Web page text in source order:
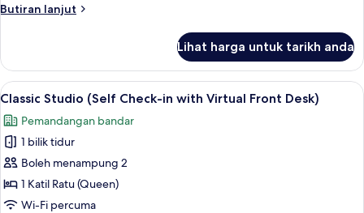
with
Desk)
Butiran lanjut
Butiran
Studio
(Self
Check-
with
Virtual
Front
Desk)
Lihat harga untuk tarikh anda
Lihat
semua
foto
untuk
Classic
Studio
(Self
Ruang kerja komputer riba, langsir/
14
Classic Studio (Self Check-in with Virtual Front Desk)
Pemandangan bandar
1 bilik tidur
Boleh menampung 2
1 Katil Ratu (Queen)
Wi-Fi percuma